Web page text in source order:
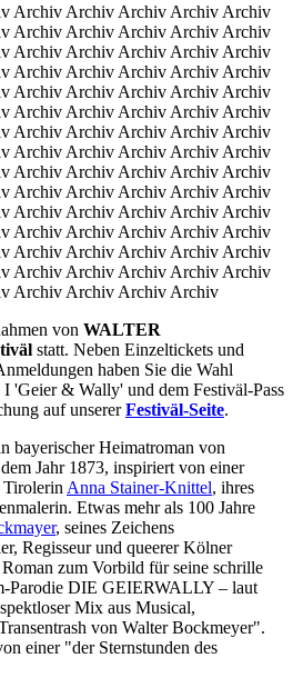
Archiv Archiv Archiv Archiv Archiv
Archiv Archiv Archiv Archiv Archiv
Archiv Archiv Archiv Archiv Archiv
Archiv Archiv Archiv Archiv Archiv
Archiv Archiv Archiv Archiv Archiv
Archiv Archiv Archiv Archiv Archiv
Archiv Archiv Archiv Archiv Archiv
Archiv Archiv Archiv Archiv Archiv
Archiv Archiv Archiv Archiv Archiv
Archiv Archiv Archiv Archiv Archiv
Archiv Archiv Archiv Archiv Archiv
Archiv Archiv Archiv Archiv Archiv
Archiv Archiv Archiv Archiv Archiv
Archiv Archiv Archiv Archiv Archiv
Archiv Archiv Archiv Archiv
von WALTER
statt. Neben Einzeltickets und
haben Sie die Wahl
I 'Geier & Wally' und dem Festiväl-Pass
auf unsererFestiväl-Seite.
bayerischer Heimatroman von
Jahr 1873, inspiriert von einer
Tirolerin Anna Stainer-Knittel, ihres
Etwas mehr als 100 Jahre
, seines Zeichens
Regisseur und queerer Kölner
zum Vorbild für seine schrille
Parodie DIE GEIERWALLY – laut
Mix aus Musical,
von Walter Bockmeyer".
einer "der Sternstunden des